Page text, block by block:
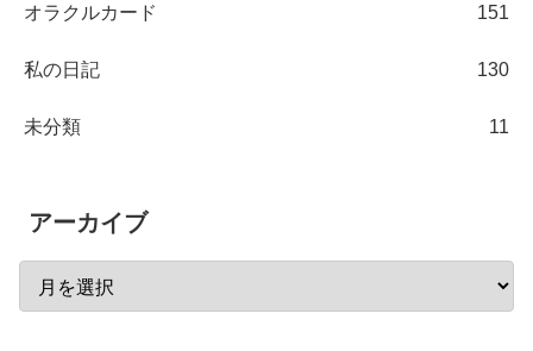
オラクルカード 151
私の日記 130
未分類 11
アーカイブ